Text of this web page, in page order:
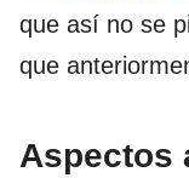
que así no se
que
Aspectos